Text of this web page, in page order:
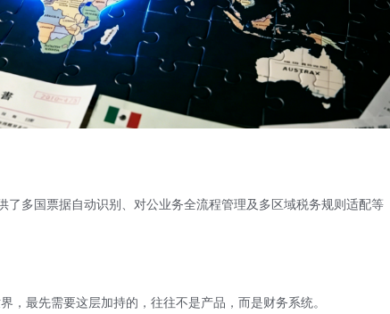
了多国票据自动识别、对公业务全流程管理及多区域税务规则适配等
，最先需要这层加持的，往往不是产品，而是财务系统。